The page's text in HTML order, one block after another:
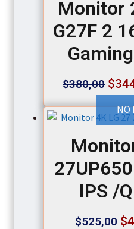
Monitor
G27F 2
$380,00
was:
$
NO
IPS /
$525,00 $